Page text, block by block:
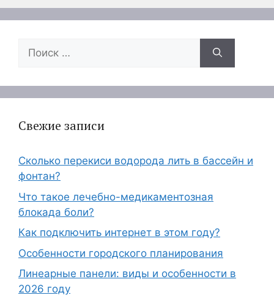
Поиск:
Свежие записи
Сколько перекиси водорода лить в бассейн и
фонтан?
Что такое лечебно-медикаментозная
блокада боли?
Как подключить интернет в этом году?
Особенности городского планирования
Линеарные панели: виды и особенности в
2026 году